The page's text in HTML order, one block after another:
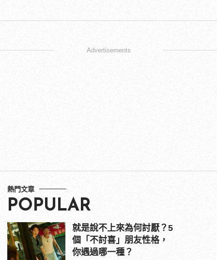
Advertisements
熱門文章
POPULAR
就是說不上來為何討厭？5
個「不討喜」朋友性格，
你遇過哪一種？